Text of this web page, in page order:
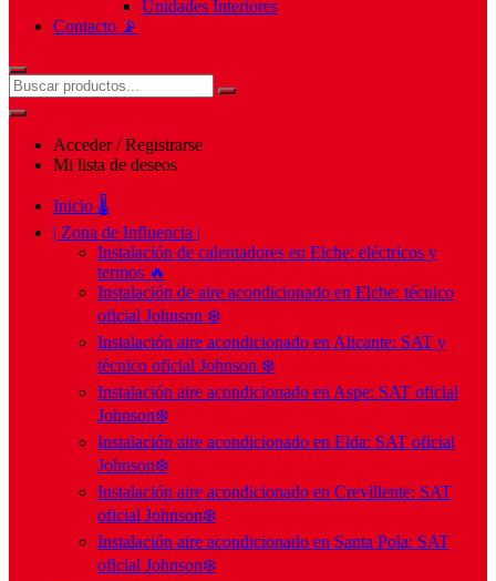
Unidades Interiores
Contacto 📡
Acceder / Registrarse
Mi lista de deseos
Inicio 🌡️
| Zona de Influencia |
Instalación de calentadores en Elche: eléctricos y
termos 🔥
Instalación de aire acondicionado en Elche: técnico
oficial Johnson ❄️
Instalación aire acondicionado en Alicante: SAT y
técnico oficial Johnson ❄️
Instalación aire acondicionado en Aspe: SAT oficial
Johnson❄️
Instalación aire acondicionado en Elda: SAT oficial
Johnson❄️
Instalación aire acondicionado en Crevillente: SAT
oficial Johnson❄️
Instalación aire acondicionado en Santa Pola: SAT
oficial Johnson❄️